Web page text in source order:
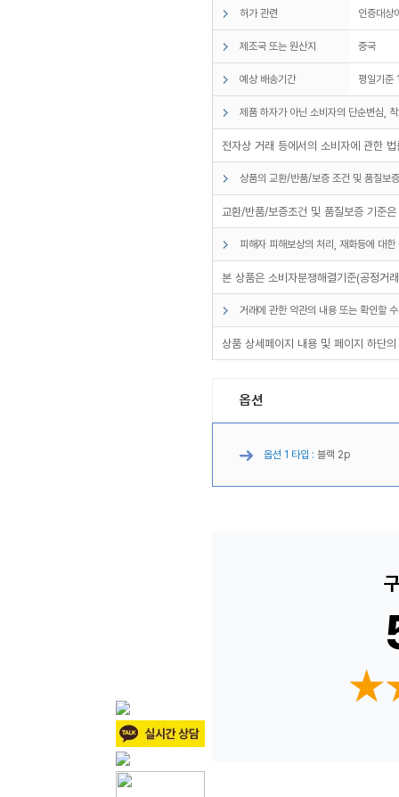
허가 관련 인증대상
제조국 또는 원산지 중국
예상 배송기간 평일기준
제품 하자가 아닌 소비자의 단순변심,
전자상 거래 등에서의 소비자에 관한
상품의 교환/반품/보증 조건 및 품질보
교환/반품/보증조건 및 품질보증 기준
피해자 피해보상의 처리, 재화등에 대
본 상품은 소비자분쟁해결기준(공정거
거래에 관한 약관의 내용 또는 확인할
상품 상세페이지 내용 및 페이지 하단
옵션
옵션 1 타입 : 블랙 2p